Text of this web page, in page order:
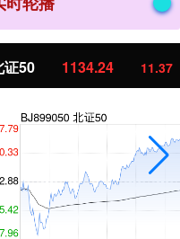
11.37 1.01%